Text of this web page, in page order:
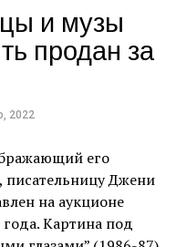
мистецтва зі
стати
мистецтва за всю
два нещодавні
власника.
суму в 922
продажу колекції
и музы
продан за
2022
его
Джени
на аукционе
года. Картина под